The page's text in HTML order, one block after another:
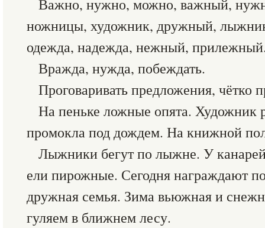
Важно, нужно, можно, важный,
ножницы, художник, дружный,
одежда, надежда, нежный,
Вражда, нужда, побеждать.
Проговаривать предложения, чётко
На пеньке ложные опята. Художник
промокла под дождем. На книжной
Лыжники бегут по лыжне. У
ели пирожные. Сегодня награждают
дружная семья. Зима вьюжная и
гуляем в ближнем лесу.